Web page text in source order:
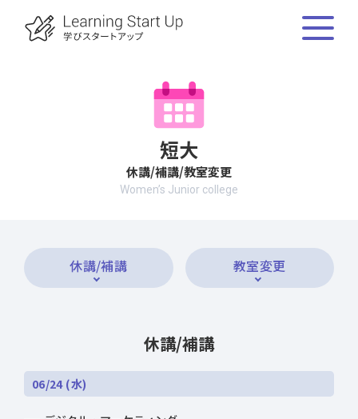
短大
休講/補講/教室変更
Women’s Junior college
休講/補講 教室変更
休講/補講
06/24 (水)